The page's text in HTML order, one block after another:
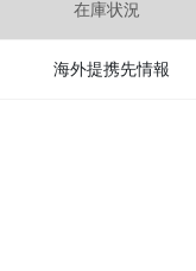
在庫状況
海外提携先情報